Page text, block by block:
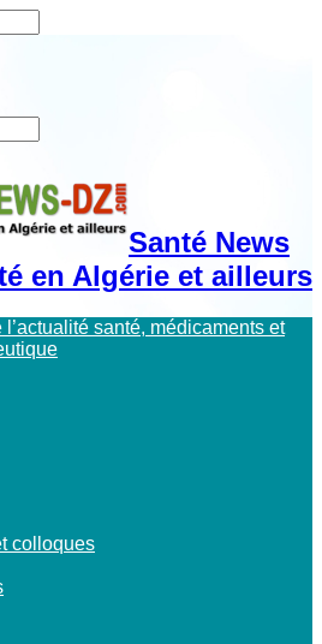
Santé News
en Algérie et ailleurs
santé, médicaments et
colloques